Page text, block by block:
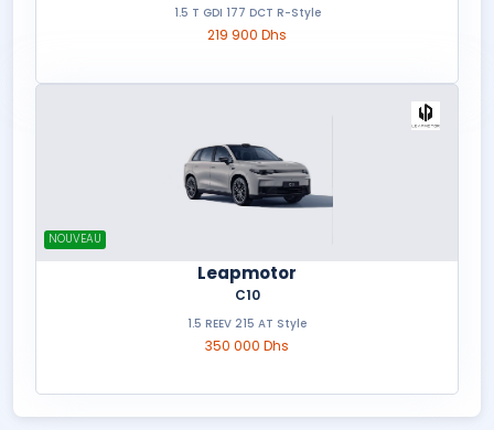
1.5 T GDI 177 DCT R-Style
219 900 Dhs
NOUVEAU
Leapmotor
C10
1.5 REEV 215 AT Style
350 000 Dhs